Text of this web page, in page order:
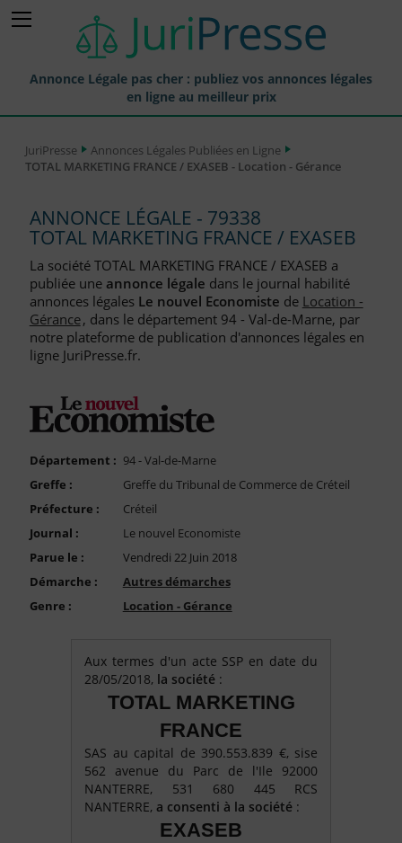
Annonce Légale pas cher : publiez vos annonces légales
en ligne au meilleur prix
Annonces Légales Publiées
Journaux Habilités (JAL) Annonces Légales
Départements pour la Publication d'Annonces Légales
Liste des Greffes
Liste des CCI
FAQ
Compte PRO
JuriPresse
Annonces Légales Publiées en Ligne
TOTAL MARKETING FRANCE / EXASEB - Location - Gérance
ANNONCE LÉGALE - 79338
TOTAL MARKETING FRANCE / EXASEB
La société TOTAL MARKETING FRANCE / EXASEB a
publiée une annonce légale dans le journal habilité
annonces légales Le nouvel Economiste de Location -
Gérance, dans le département 94 - Val-de-Marne, par
notre plateforme de publication d'annonces légales en
ligne JuriPresse.fr.
Département : 94 - Val-de-Marne
Greffe :
Greffe du Tribunal de Commerce de Créteil
Préfecture :
Créteil
Journal :
Le nouvel Economiste
Parue le :
Vendredi 22 Juin 2018
Démarche :
Autres démarches
Genre :
Location - Gérance
Aux termes d'un acte SSP en date du
28/05/2018, la société :
TOTAL MARKETING
FRANCE
SAS au capital de 390.553.839 €, sise
562 avenue du Parc de l'Ile 92000
NANTERRE, 531 680 445 RCS
NANTERRE, a consenti à la société :
EXASEB